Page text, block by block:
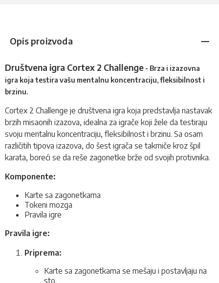
Opis proizvoda
Društvena igra Cortex 2 Challenge - Brza i izazovna
igra koja testira vašu mentalnu koncentraciju, fleksibilnost i
brzinu.
Cortex 2 Challenge je društvena igra koja predstavlja nastavak
brzih misaonih izazova, idealna za igrače koji žele da testiraju
svoju mentalnu koncentraciju, fleksibilnost i brzinu. Sa osam
različitih tipova izazova, do šest igrača se takmiče kroz špil
karata, boreći se da reše zagonetke brže od svojih protivnika.
Komponente:
Karte sa zagonetkama
Tokeni mozga
Pravila igre
Pravila igre:
Priprema:
Karte sa zagonetkama se mešaju i postavljaju na
sto.